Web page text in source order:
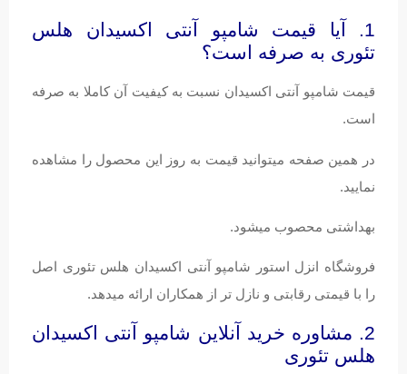
1. آیا قیمت شامپو آنتی اکسیدان هلس
تئوری به صرفه است؟
قیمت شامپو آنتی اکسیدان نسبت به کیفیت آن کاملا به صرفه
است.
در همین صفحه میتوانید قیمت به روز این محصول را مشاهده
نمایید.
بهداشتی محصوب میشود.
فروشگاه انزل استور شامپو آنتی اکسیدان هلس تئوری اصل
را با قیمتی رقابتی و نازل تر از همکاران ارائه میدهد.
2. مشاوره خرید آنلاین شامپو آنتی اکسیدان
هلس تئوری